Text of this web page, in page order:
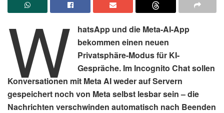
W
hatsApp und die Meta-AI-App
bekommen einen neuen
Privatsphäre-Modus für KI-
Gespräche. Im Incognito Chat sollen
Konversationen mit Meta AI weder auf Servern
gespeichert noch von Meta selbst lesbar sein – die
Nachrichten verschwinden automatisch nach Beenden